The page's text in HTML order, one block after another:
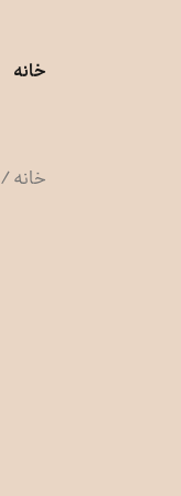
خانه
خانه/